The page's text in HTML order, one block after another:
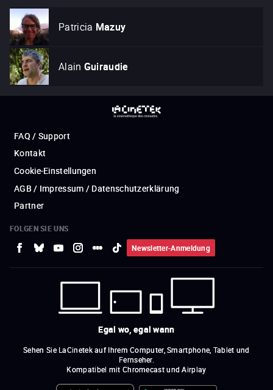
Patricia Mazuy
Alain Guiraudie
FAQ / Support
Kontakt
Cookie-Einstellungen
AGB / Impressum / Datenschutzerklärung
Partner
FOLGEN SIE UNS
Newsletter-Anmeldung
Egal wo, egal wann
Sehen Sie LaCinetek auf Ihrem Computer, Smartphone, Tablet und
Fernseher.
Kompatibel mit Chromecast und Airplay